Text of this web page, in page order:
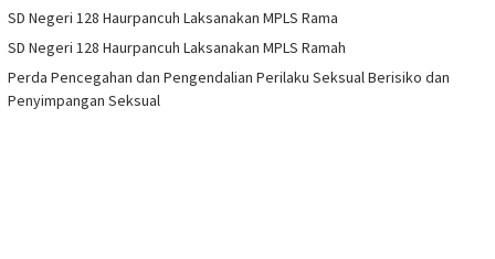
SD Negeri 128 Haurpancuh Laksanakan MPLS Rama
SD Negeri 128 Haurpancuh Laksanakan MPLS Ramah
Perda Pencegahan dan Pengendalian Perilaku Seksual Berisiko dan
Penyimpangan Seksual